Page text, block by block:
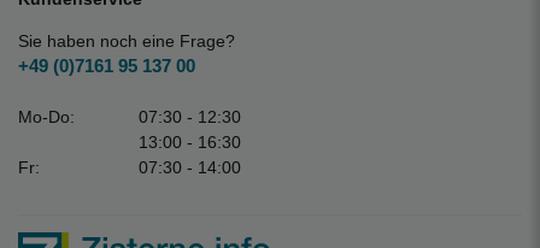
Sie haben noch eine Frage?
+49 (0)7161 95 137 00
Mo-Do:
07:30 - 12:30
13:00 - 16:30
Fr:
07:30 - 14:00